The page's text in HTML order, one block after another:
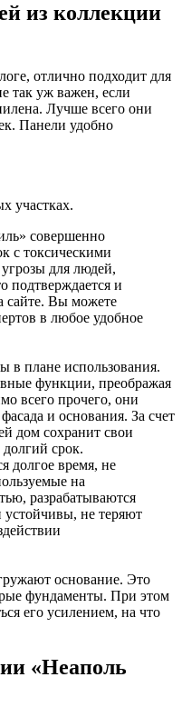
из коллекции
отлично подходит для
так уж важен, если
Лучше всего они
Панели удобно
участках.
совершенно
с токсическими
для людей,
и
сайте. Вы можете
в любое удобное
в плане использования.
функции, преображая
всего прочего, они
и основания. За счет
дом сохранит свои
долгий срок.
долгое время, не
на
разрабатываются
не теряют
основание. Это
фундаменты. При этом
его усилением, на что
«Неаполь